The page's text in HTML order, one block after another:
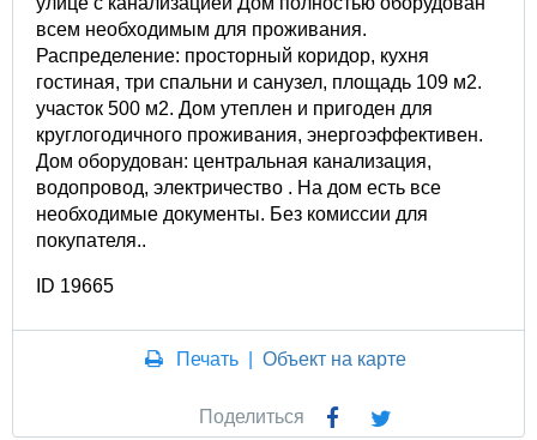
всем необходимым для проживания.
Распределение: просторный коридор, кухня
гостиная, три спальни и санузел, площадь 109 м2.
участок 500 м2. Дом утеплен и пригоден для
круглогодичного проживания, энергоэффективен.
Дом оборудован: центральная канализация,
водопровод, электричество . На дом есть все
необходимые документы. Без комиссии для
покупателя..
ID 19665
Печать |Объект на карте
Поделиться